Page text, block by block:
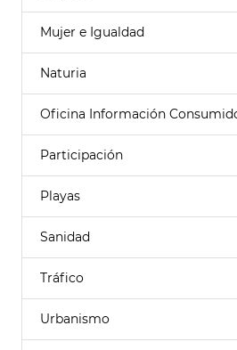
Mujer e Igualdad
Naturia
Oficina Información
Participación
Playas
Sanidad
Tráfico
Urbanismo